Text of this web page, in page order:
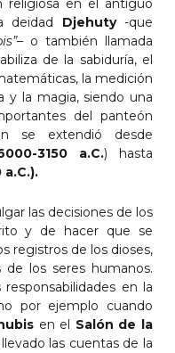
religiosa en el antiguo
deidad Djehuty -que
– o también llamada
de la sabiduría, el
la medición
y la magia, siendo una
del panteón
se extendió desde
3150 a.C.) hasta
las decisiones de los
y de hacer que se
registros de los dioses,
los seres humanos.
en la
por ejemplo cuando
en el Salón de la
las cuentas de la